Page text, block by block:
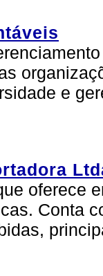
e
oferece
Conta